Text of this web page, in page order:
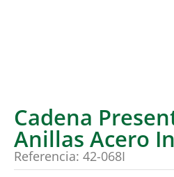
Cadena
Anillas Acero
Referencia: 42-068I